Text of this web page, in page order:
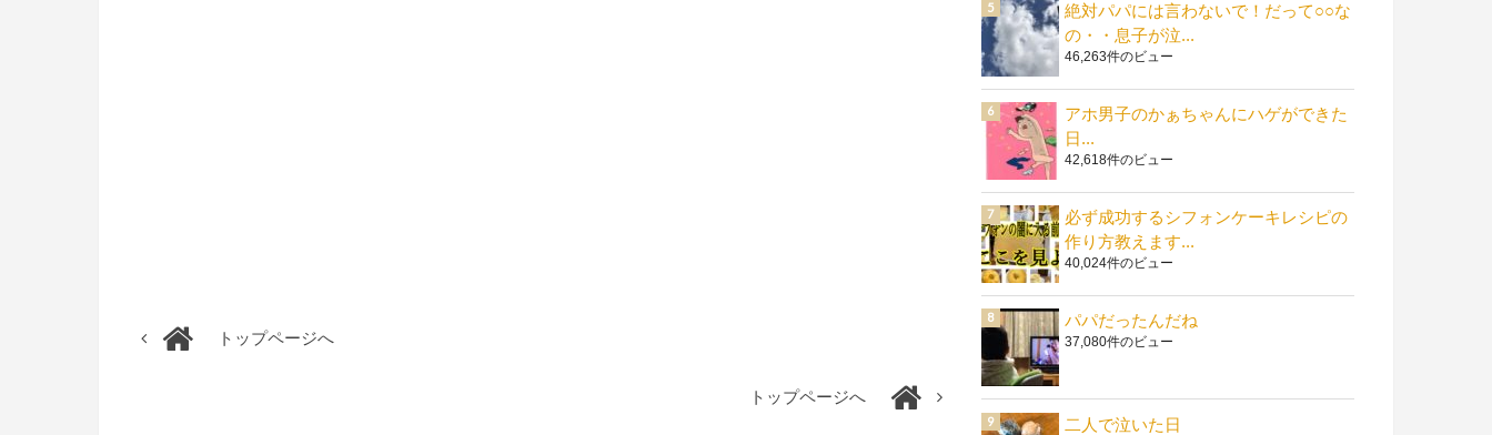
トップページへ
トップページへ
絶対パパには言わないで！だって○○な
の・・息子が泣...
46,263件のビュー
アホ男子のかぁちゃんにハゲができた
日...
42,618件のビュー
必ず成功するシフォンケーキレシピの
作り方教えます...
40,024件のビュー
パパだったんだね
37,080件のビュー
二人で泣いた日